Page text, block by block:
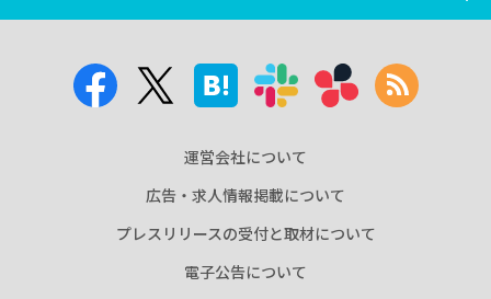
運営会社について
広告・求人情報掲載について
プレスリリースの受付と取材について
電子公告について